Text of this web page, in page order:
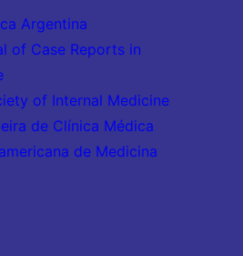
Argentina
of Case Reports in
of Internal Medicine
de Clínica Médica
de Medicina